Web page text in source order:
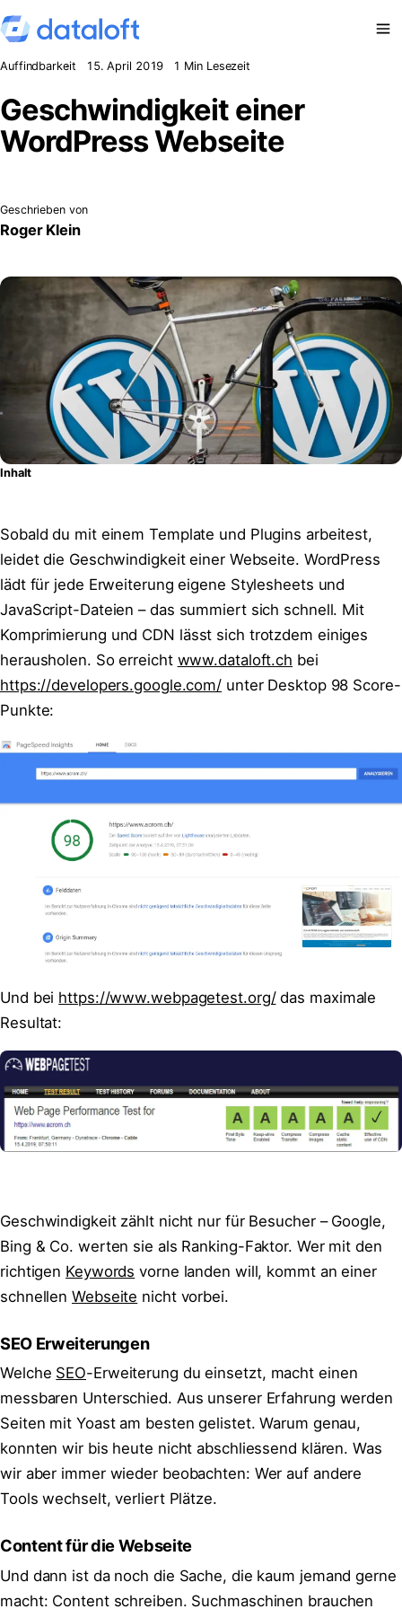
Zum Inhalt springen
Auffindbarkeit 15. April 2019 1 Min Lesezeit
Geschwindigkeit einer
WordPress Webseite
Geschrieben von
Roger Klein
Inhalt
Sobald du mit einem Template und Plugins arbeitest,
leidet die Geschwindigkeit einer Webseite. WordPress
lädt für jede Erweiterung eigene Stylesheets und
JavaScript-Dateien – das summiert sich schnell. Mit
Komprimierung und CDN lässt sich trotzdem einiges
herausholen. So erreicht www.dataloft.ch bei
https://developers.google.com/ unter Desktop 98 Score-
Punkte:
Und bei https://www.webpagetest.org/das maximale
Resultat:
Geschwindigkeit zählt nicht nur für Besucher – Google,
Bing & Co. werten sie als Ranking-Faktor. Wer mit den
richtigen Keywords vorne landen will, kommt an einer
schnellenWebseite nicht vorbei.
SEO Erweiterungen
Welche SEO-Erweiterung du einsetzt, macht einen
messbaren Unterschied. Aus unserer Erfahrung werden
Seiten mit Yoast am besten gelistet. Warum genau,
konnten wir bis heute nicht abschliessend klären. Was
wir aber immer wieder beobachten: Wer auf andere
Tools wechselt, verliert Plätze.
Content für die Webseite
Und dann ist da noch die Sache, die kaum jemand gerne
macht: Content schreiben. Suchmaschinen brauchen